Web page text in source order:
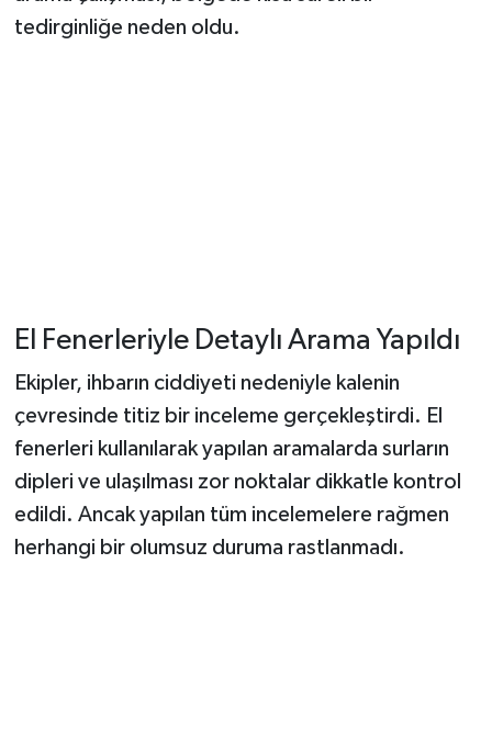
tedirginliğe neden oldu.
El Fenerleriyle Detaylı Arama Yapıldı
Ekipler, ihbarın ciddiyeti nedeniyle kalenin
çevresinde titiz bir inceleme gerçekleştirdi. El
fenerleri kullanılarak yapılan aramalarda surların
dipleri ve ulaşılması zor noktalar dikkatle kontrol
edildi. Ancak yapılan tüm incelemelere rağmen
herhangi bir olumsuz duruma rastlanmadı.